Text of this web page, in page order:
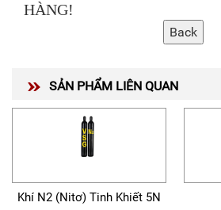
HÀNG!
SẢN PHẨM LIÊN QUAN
Khí N2 (Nitơ) Tinh Khiết 5N